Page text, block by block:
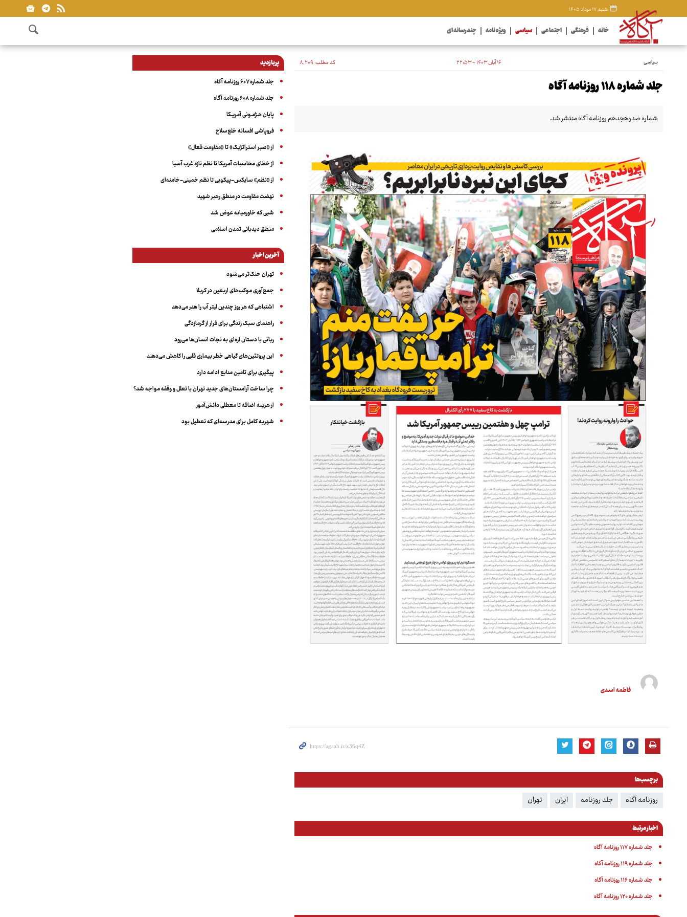
شنبه ۱۷ مرداد ۱۴۰۵
خانه فرهنگی اجتماعی سیاسی ویژه نامه چندرسانه ای
سیاسی ۱۶ آبان ۱۴۰۳ - ۲۲:۵۳ کد مطلب:۸٬۲۰۹
جلد شماره ۱۱۸ روزنامه آگاه
شماره صدوهجدهم روزنامه آگاه منتشر شد.
فاطمه اسدی
برچسب‌ها
روزنامه آگاه جلد روزنامه ایران تهران
اخبار مرتبط
جلد شماره ۱۱۷ روزنامه آگاه
جلد شماره ۱۱۹ روزنامه آگاه
جلد شماره ۱۱۶ روزنامه آگاه
جلد شماره ۱۲۰ روزنامه آگاه
پربازدید
جلد شماره ۶۰۷ روزنامه آگاه
جلد شماره ۶۰۸ روزنامه آگاه
پایان هـژمـونی آمریـکا
فروپاشی افسانه خلع‌سلاح
از «صبر استراتژیک» تا «مقاومت فعال»
از خطای محاسبات آمریکا تا نظم تازه غرب آسیا
از «نظم» سایکس-پیکویی تا نظم خمینی-خامنه‌ای
نهضت مقاومت در منطق رهبر شهید
شبی که خاورمیانه عوض شد
منطق دیدبانی تمدن اسلامی
آخرین اخبار
تهران خنک‌تر می‌شود
جمع‌آوری موکب‌های اربعین در کربلا
اشتباهی که هر روز چندین لیتر آب را هدر می‌دهد
راهنمای سبک زندگی برای فرار از گرمازدگی
رباتی با دستان اره‌ای به نجات انسان‌ها می‌رود
این پروتئین‌های گیاهی خطر بیماری قلبی را کاهش می‌دهند
پیگیری برای تامین منابع ادامه دارد
چرا ساخت آرامستان‌های جدید تهران با تعلل و وقفه مواجه شد؟
از هزینه اضافه تا معطلی دانش‌آموز
شهریه کامل برای مدرسه‌ای که تعطیل بود